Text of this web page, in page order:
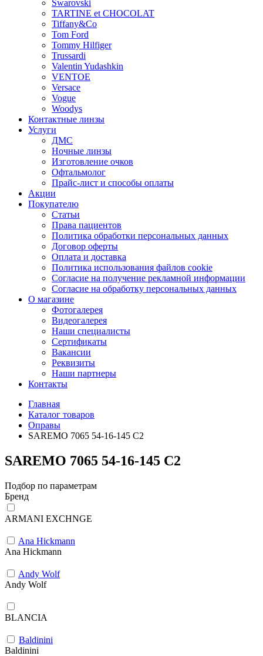
Swarovski
TARTINE et CHOCOLAT
Tiffany&Co
Tom Ford
Tommy Hilfiger
Trussardi
Valentin Yudashkin
VENTOE
Versace
Vogue
Woodys
Контактные линзы
Услуги
ДМС
Ночные линзы
Изготовление очков
Офтальмолог
Прайс-лист и способы оплаты
Акции
Покупателю
Статьи
Права пациентов
Политика обработки персональных данных
Договор оферты
Оплата и доставка
Политика использования файлов cookie
Согласие на получение рекламной информации
Согласие на обработку персональных данных
О магазине
Фотогалерея
Видеогалерея
Наши специалисты
Сертификаты
Вакансии
Реквизиты
Наши партнеры
Контакты
Главная
Каталог товаров
Оправы
SAREMO 7065 54-16-145 С2
SAREMO 7065 54-16-145 С2
Подбор по параметрам
Бренд
ARMANI EXCHNGE
Ana Hickmann
Ana Hickmann
Andy Wolf
Andy Wolf
BLANCIA
Baldinini
Baldinini